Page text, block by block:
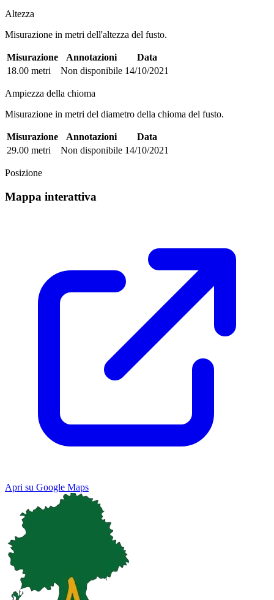
Altezza
Misurazione in metri dell'altezza del fusto.
Misurazione Annotazioni
Data
18.00 metri
Non disponibile 14/10/2021
Ampiezza della chioma
Misurazione in metri del diametro della chioma del fusto.
Misurazione Annotazioni
Data
29.00 metri
Non disponibile 14/10/2021
Posizione
Mappa interattiva
Apri su Google Maps
Map Satellite
Keyboard shortcuts